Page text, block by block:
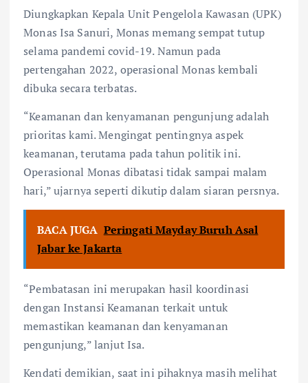
Diungkapkan Kepala Unit Pengelola Kawasan (UPK)
Monas Isa Sanuri, Monas memang sempat tutup
selama pandemi covid-19. Namun pada
pertengahan 2022, operasional Monas kembali
dibuka secara terbatas.
“Keamanan dan kenyamanan pengunjung adalah
prioritas kami. Mengingat pentingnya aspek
keamanan, terutama pada tahun politik ini.
Operasional Monas dibatasi tidak sampai malam
hari,” ujarnya seperti dikutip dalam siaran persnya.
BACA JUGA Peringati Mayday Buruh Asal
Jabar ke Jakarta
“Pembatasan ini merupakan hasil koordinasi
dengan Instansi Keamanan terkait untuk
memastikan keamanan dan kenyamanan
pengunjung,” lanjut Isa.
Kendati demikian, saat ini pihaknya masih melihat